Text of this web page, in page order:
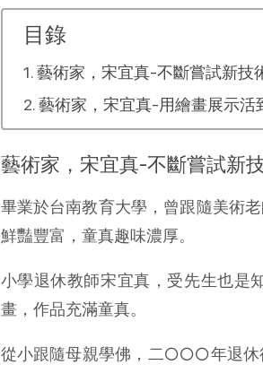
目錄
藝術家，宋宜真-不斷嘗試新技
藝術家，宋宜真-用繪畫展示活
藝術家，宋宜真-不斷嘗試新
畢業於台南教育大學，曾跟隨美術
鮮豔豐富，童真趣味濃厚。
小學退休教師宋宜真，受先生也是
畫，作品充滿童真。
從小跟隨母親學佛，二○○○年退休